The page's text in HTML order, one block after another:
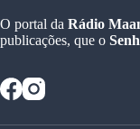
O portal da Rádio
publicações, que o